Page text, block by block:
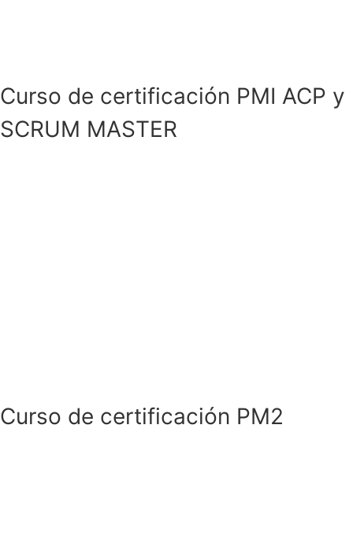
Curso de certificación PMI ACP y
SCRUM MASTER
Curso de certificación PM2